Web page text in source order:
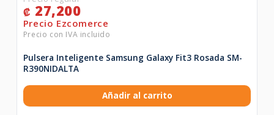
₡ 27,200
Pulsera Inteligente Samsung Galaxy Fit3 Rosada SM-
R390NIDALTA
Añadir al carrito